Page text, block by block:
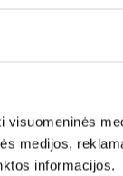
visuomeninės
medijos,
informacijos.